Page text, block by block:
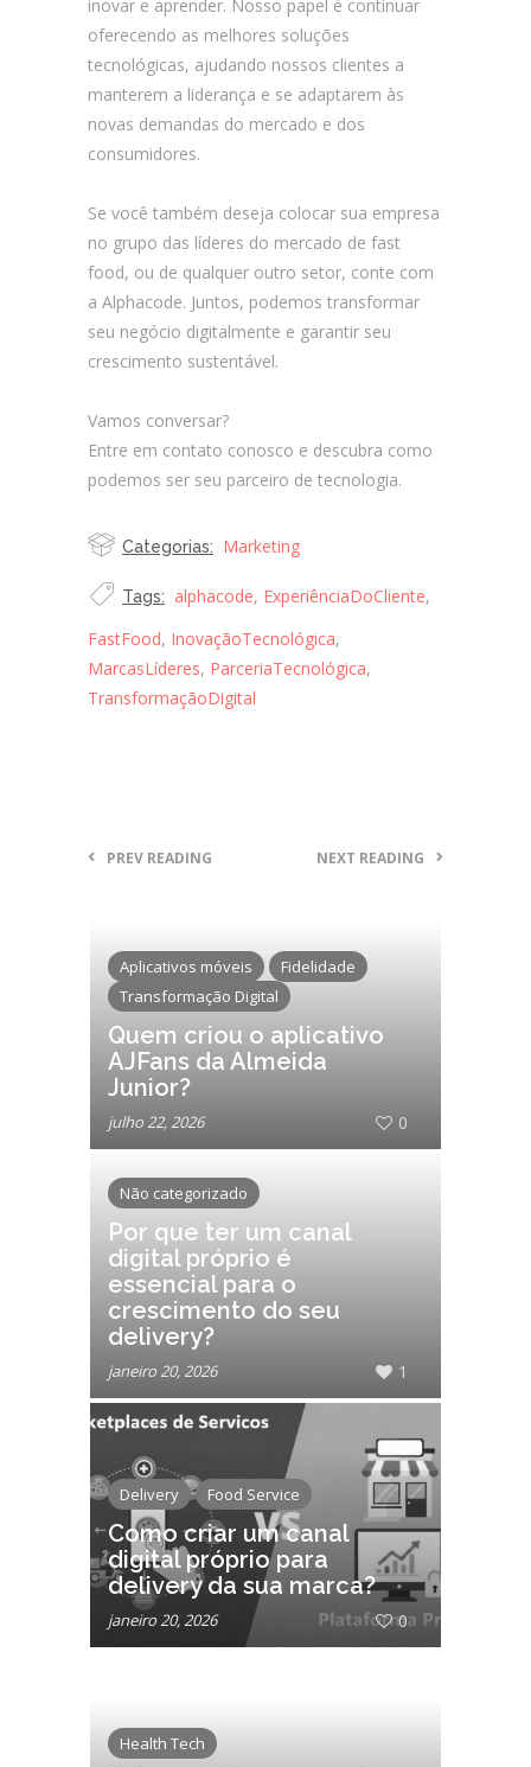
inovar e aprender. Nosso papel é continuar
oferecendo as melhores soluções
tecnológicas, ajudando nossos clientes a
manterem a liderança e se adaptarem às
novas demandas do mercado e dos
consumidores.
Se você também deseja colocar sua empresa
no grupo das líderes do mercado de fast
food, ou de qualquer outro setor, conte com
a Alphacode. Juntos, podemos transformar
seu negócio digitalmente e garantir seu
crescimento sustentável.
Vamos conversar?
Entre em contato conosco e descubra como
podemos ser seu parceiro de tecnologia.
Categorias: Marketing
Tags: alphacode, ExperiênciaDoCliente,
FastFood, InovaçãoTecnológica,
MarcasLíderes, ParceriaTecnológica,
TransformaçãoDigital
PREV READING NEXT READING
Aplicativos móveis
Fidelidade
Transformação Digital
Quem criou o aplicativo
AJFans da Almeida
Junior?
julho 22, 2026 0
Não categorizado
Por que ter um canal
digital próprio é
essencial para o
crescimento do seu
delivery?
janeiro 20, 2026 1
Delivery Food Service
Como criar um canal
digital próprio para
delivery da sua marca?
janeiro 20, 2026 0
Health Tech